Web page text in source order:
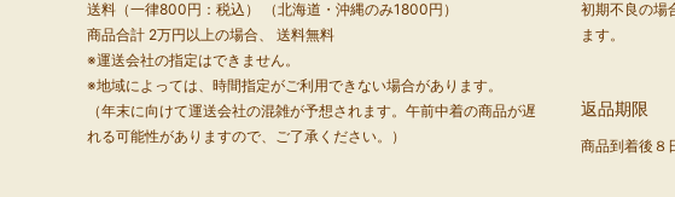
送料（一律800円：税込） （北海道・沖縄のみ1800円）
商品合計 2万円以上の場合、 送料無料
※運送会社の指定はできません。
※地域によっては、時間指定がご利用できない場合があります。
（年末に向けて運送会社の混雑が予想されます。午前中着の商品が遅
れる可能性がありますので、ご了承ください。）
初期不良の場
ます。
返品期限
商品到着後８